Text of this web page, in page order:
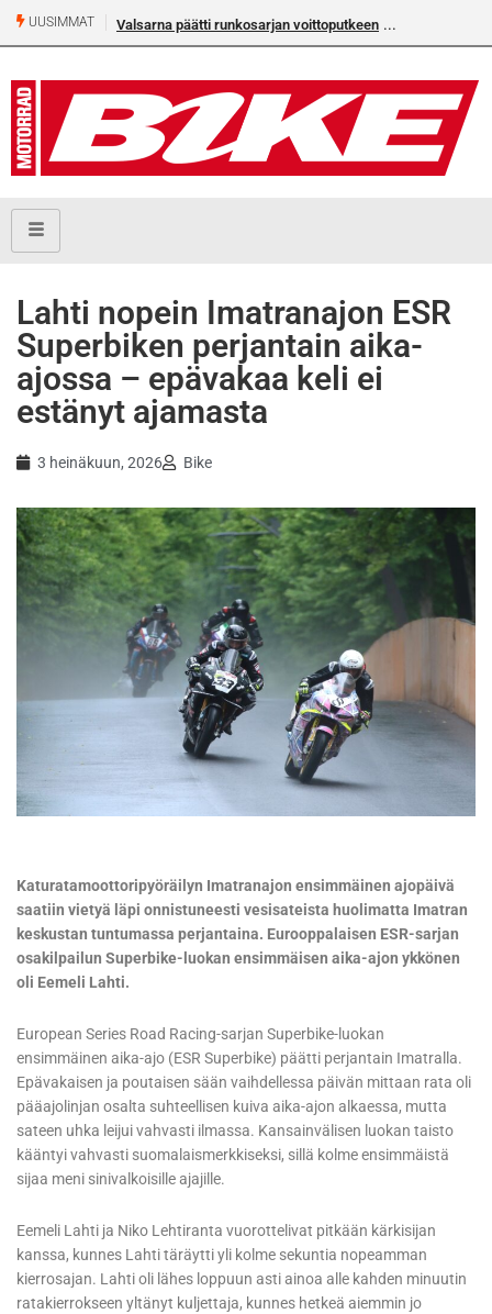
UUSIMMAT Valsarna päätti runkosarjan voittoputkeen
Lahti nopein Imatranajon ESR
Superbiken perjantain aika-
ajossa – epävakaa keli ei
estänyt ajamasta
3 heinäkuun, 2026 Bike
Katuratamoottoripyöräilyn Imatranajon ensimmäinen ajopäivä
saatiin vietyä läpi onnistuneesti vesisateista huolimatta Imatran
keskustan tuntumassa perjantaina. Eurooppalaisen ESR-sarjan
osakilpailun Superbike-luokan ensimmäisen aika-ajon ykkönen
oli Eemeli Lahti.
European Series Road Racing-sarjan Superbike-luokan
ensimmäinen aika-ajo (ESR Superbike) päätti perjantain Imatralla.
Epävakaisen ja poutaisen sään vaihdellessa päivän mittaan rata oli
pääajolinjan osalta suhteellisen kuiva aika-ajon alkaessa, mutta
sateen uhka leijui vahvasti ilmassa. Kansainvälisen luokan taisto
kääntyi vahvasti suomalaismerkkiseksi, sillä kolme ensimmäistä
sijaa meni sinivalkoisille ajajille.
Eemeli Lahti ja Niko Lehtiranta vuorottelivat pitkään kärkisijan
kanssa, kunnes Lahti täräytti yli kolme sekuntia nopeamman
kierrosajan. Lahti oli lähes loppuun asti ainoa alle kahden minuutin
ratakierrokseen yltänyt kuljettaja, kunnes hetkeä aiemmin jo